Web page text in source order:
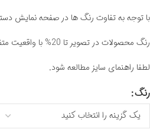
با توجه به تفاوت رنگ ها در صفحه نمایش
رنگ محصولات در تصویر تا 20% با واقعیت متفاوت باشد
لطفا راهنمای سایز مطالعه شود.
رنگ